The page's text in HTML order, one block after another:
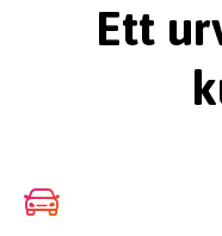
Ett